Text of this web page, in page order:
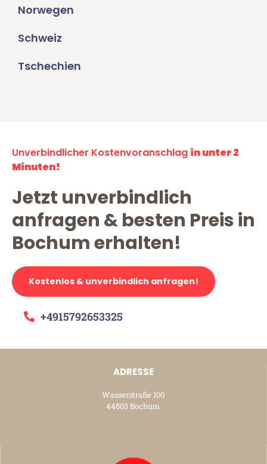
Norwegen
Schweiz
Tschechien
Unverbindlicher Kostenvoranschlag in unter 2
Minuten!
Jetzt unverbindlich
anfragen & besten Preis in
Bochum erhalten!
Kostenlos & unverbindlich anfragen!
+4915792653325
ADRESSE
Wasserstraße 100
44803 Bochum